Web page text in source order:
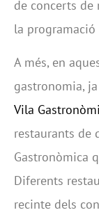
de concerts de
la
A més, en
gastronomia,
Vila
restaurants de
Gastronòmica
Diferents
recinte dels